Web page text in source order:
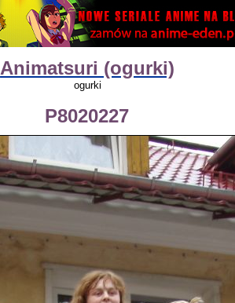
Animatsuri (ogurki)
ogurki
P8020227